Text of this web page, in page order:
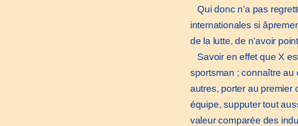
Qui donc n’a pas
internationales si
de la lutte, de n’avoir
Savoir en effet que X
sportsman ; connaître au
autres, porter au premier
équipe, supputer tout
valeur comparée des